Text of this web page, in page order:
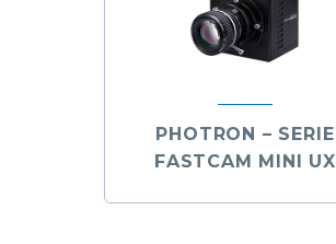
PHOTRON – SERIE
FASTCAM MINI UX